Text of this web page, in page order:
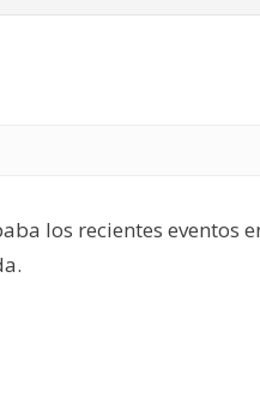
los recientes eventos